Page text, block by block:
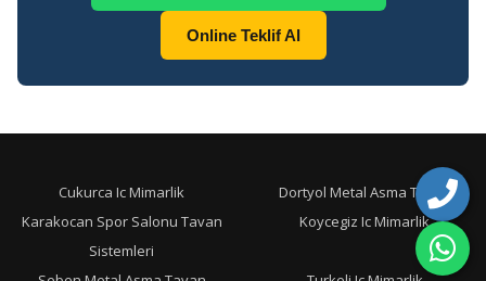
Online Teklif Al
Cukurca Ic Mimarlik
Dortyol Metal Asma Tavan
Karakocan Spor Salonu Tavan
Sistemleri
Koycegiz Ic Mimarlik